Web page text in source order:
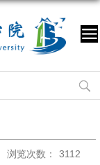
浏览次数： 3112